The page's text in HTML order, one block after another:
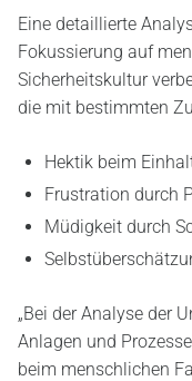
Eine detaillierte
Fokussierung auf
Sicherheitskultur
die mit bestimmten
Hektik beim
Frustration durch
Müdigkeit durch
„Bei der Analyse der
Anlagen und
beim menschlichen